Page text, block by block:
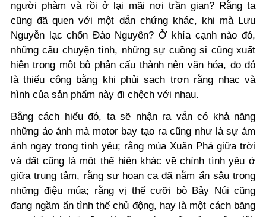
người phàm và rồi ở lại mãi nơi trần gian? Rằng ta
cũng đã quen với một dẫn chứng khác, khi mà Lưu
Nguyễn lạc chốn Đào Nguyên? Ở khía cạnh nào đó,
những câu chuyện tình, những sự cuồng si cũng xuất
hiện trong một bộ phận cấu thành nên văn hóa, do đó
là thiếu công bằng khi phủi sạch trơn rằng nhạc và
hình của sản phẩm này đi chệch với nhau.
Bằng cách hiểu đó, ta sẽ nhận ra vẫn có khả năng
những ảo ảnh mà motor bay tạo ra cũng như là sự ám
ảnh ngay trong tình yêu; rằng múa Xuân Phả giữa trời
và đất cũng là một thể hiện khác về chính tình yêu ở
giữa trung tâm, rằng sự hoan ca đã nằm ẩn sâu trong
những điệu múa; rằng vị thế cưỡi bò Bảy Núi cũng
đang ngầm ẩn tình thế chủ động, hay là một cách băng